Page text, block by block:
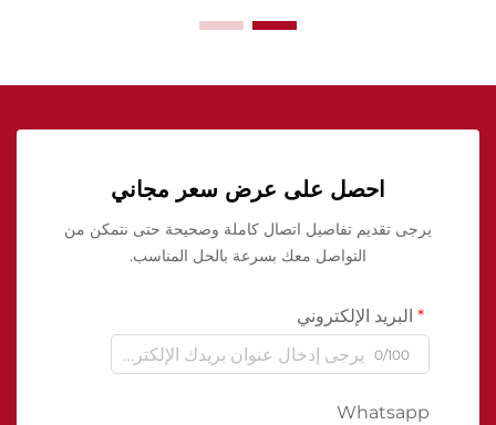
احصل على عرض سعر مجاني
يرجى تقديم تفاصيل اتصال كاملة وصحيحة حتى نتمكن من
التواصل معك بسرعة بالحل المناسب.
البريد الإلكتروني
0/100
Whatsapp